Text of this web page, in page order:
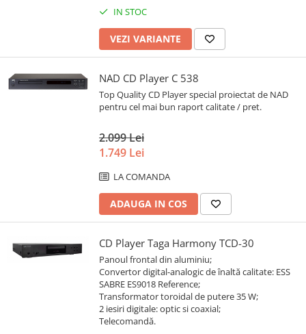
IN STOC
VEZI VARIANTE
NAD CD Player C 538
Top Quality CD Player special proiectat de NAD
pentru cel mai bun raport calitate / pret.
2.099 Lei
1.749 Lei
LA COMANDA
ADAUGA IN COS
CD Player Taga Harmony TCD-30
Panoul frontal din aluminiu;
Convertor digital-analogic de înaltă calitate: ESS
SABRE ES9018 Reference;
Transformator toroidal de putere 35 W;
2 iesiri digitale: optic si coaxial;
Telecomandă.